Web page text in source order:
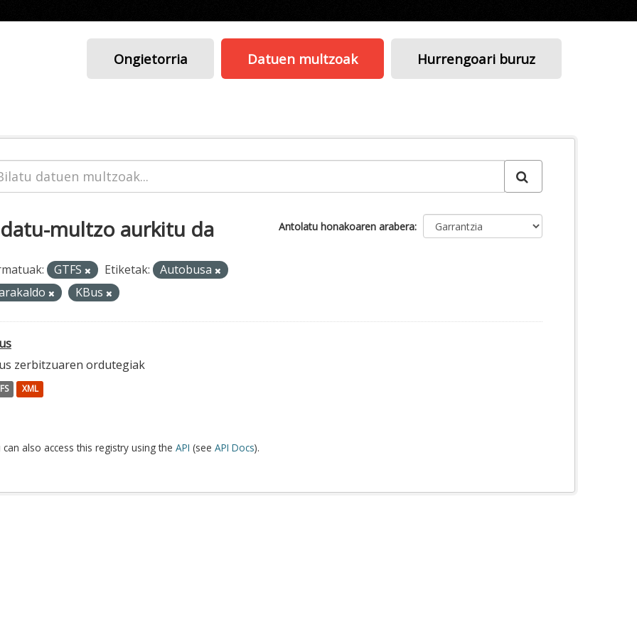
Ongietorria Datuen multzoak Hurrengoari buruz
Antolatu honakoaren arabera
multzo aurkitu da
GTFS Etiketak:
Autobusa
KBus
zerbitzuaren ordutegiak
XML
can also access this registry using the API (see API Docs).